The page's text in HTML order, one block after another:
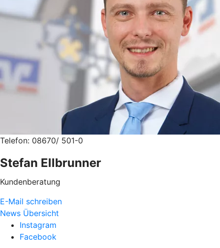
Telefon: 08670/ 501-0
Stefan Ellbrunner
Kundenberatung
E-Mail schreiben
News Übersicht
Instagram
Facebook